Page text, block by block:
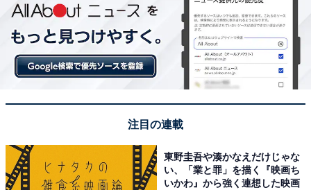
注目の連載
東野圭吾や湊かなえだけじゃな
い、「業と罪」を描く『映画ち
いかわ』から強く連想した映画